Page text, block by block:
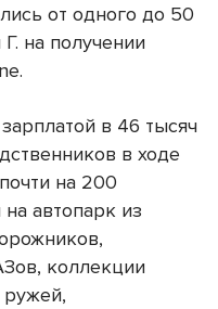
от одного до 50
на получении
в 46 тысяч
в ходе
на 200
автопарк из
коллекции
ружей,